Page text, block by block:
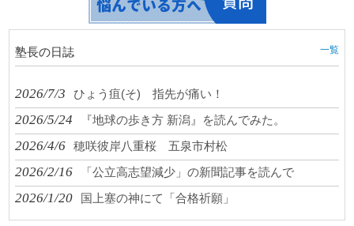
塾長の日誌 一覧
2026/7/3 ひょう疽(そ) 指先が痛い！
2026/5/24 『地球の歩き方 新潟』を読んでみた。
2026/4/6 穂咲彼岸八重桜 五泉市村松
2026/2/16 「公立高志望減少」の新聞記事を読んで
2026/1/20 国上塞の神にて「合格祈願」